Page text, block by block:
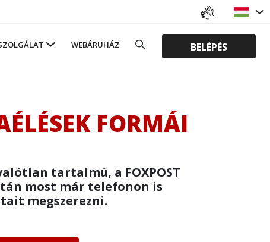
WEBÁRUHÁZ BELÉPÉS
FORMÁI
tartalmú, a FOXPOST
most már telefonon is
megszerezni.